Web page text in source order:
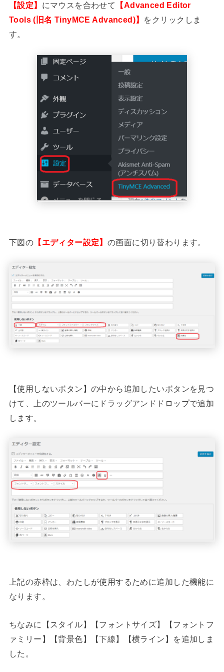
【設定】 にマウスを合わせて 【Advanced Editor
Tools (旧名 TinyMCE Advanced)】 をクリックしま
す。
下図の 【エディター設定】 の画面に切り替わります。
【使用しないボタン】の中から追加したいボタンを見つ
けて、上のツールバーにドラッグアンドドロップで追加
します。
上記の赤枠は、わたしが使用するために追加した機能に
なります。
ちなみに【スタイル】【フォントサイズ】【フォントフ
ァミリー】【背景色】【下線】【横ライン】を追加しま
した。